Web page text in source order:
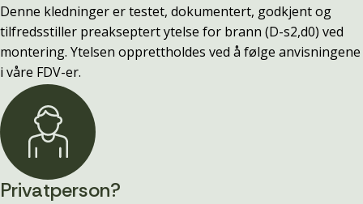
Denne kledninger er testet, dokumentert, godkjent og
tilfredsstiller preakseptert ytelse for brann (D-s2,d0) ved
montering. Ytelsen opprettholdes ved å følge anvisningene
i våre FDV-er.
Privatperson?